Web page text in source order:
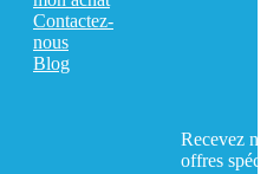
Contactez-
nous
Blog
Recevez
offres